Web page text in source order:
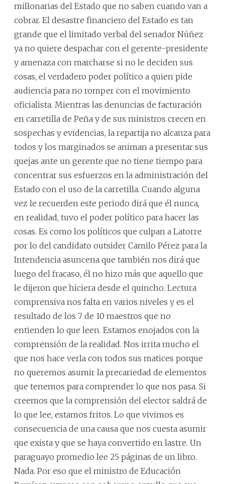
millonarias del Estado que no saben cuando van a
cobrar. El desastre financiero del Estado es tan
grande que el limitado verbal del senador Núñez
ya no quiere despachar con el gerente-presidente
y amenaza con marcharse si no le deciden sus
cosas, el verdadero poder político a quien pide
audiencia para no romper con el movimiento
oficialista. Mientras las denuncias de facturación
en carretilla de Peña y de sus ministros crecen en
sospechas y evidencias, la repartija no alcanza para
todos y los marginados se animan a presentar sus
quejas ante un gerente que no tiene tiempo para
concentrar sus esfuerzos en la administración del
Estado con el uso de la carretilla. Cuando alguna
vez le recuerden este periodo dirá que él nunca,
en realidad, tuvo el poder político para hacer las
cosas. Es como los políticos que culpan a Latorre
por lo del candidato outsider Camilo Pérez para la
Intendencia asuncena que también nos dirá que
luego del fracaso, él no hizo más que aquello que
le dijeron que hiciera desde el quincho. Lectura
comprensiva nos falta en varios niveles y es el
resultado de los 7 de 10 maestros que no
entienden lo que leen. Estamos enojados con la
comprensión de la realidad. Nos irrita mucho el
que nos hace verla con todos sus matices porque
no queremos asumir la precariedad de elementos
que tenemos para comprender lo que nos pasa. Si
creemos que la comprensión del elector saldrá de
lo que lee, estamos fritos. Lo que vivimos es
consecuencia de una causa que nos cuesta asumir
que exista y que se haya convertido en lastre. Un
paraguayo promedio lee 25 páginas de un libro.
Nada. Por eso que el ministro de Educación